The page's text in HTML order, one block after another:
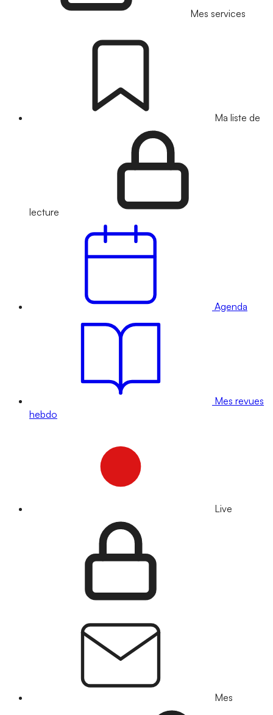
Mes services
Ma liste de
lecture
Agenda
Mes revues
hebdo
Live
Mes